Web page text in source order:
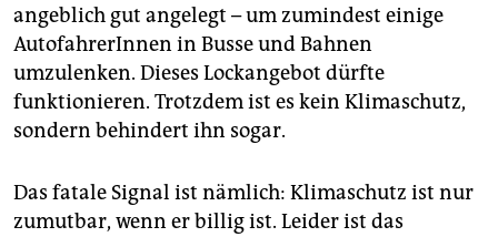
angeblich gut angelegt – um zumindest einige
AutofahrerInnen in Busse und Bahnen
umzulenken. Dieses Lockangebot dürfte
funktionieren. Trotzdem ist es kein Klimaschutz,
sondern behindert ihn sogar.
Das fatale Signal ist nämlich: Klimaschutz ist nur
zumutbar, wenn er billig ist. Leider ist das